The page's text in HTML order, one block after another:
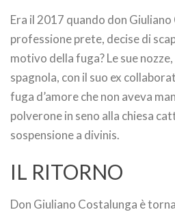
Era il 2017 quando don
professione prete, decise di
motivo della fuga? Le sue
spagnola, con il suo ex
fuga d’amore che non aveva
polverone in seno alla chiesa
sospensione a divinis.
IL RITORNO
Don Giuliano Costalunga è